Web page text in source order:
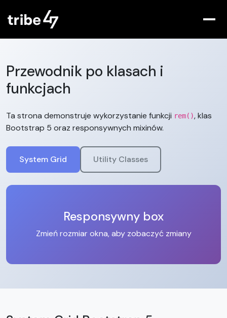
Przewodnik po klasach i
funkcjach
Ta strona demonstruje wykorzystanie funkcji rem(), klas
Bootstrap 5 oraz responsywnych mixinów.
System Grid Utility Classes
Responsywny box
Zmień rozmiar okna, aby zobaczyć zmiany